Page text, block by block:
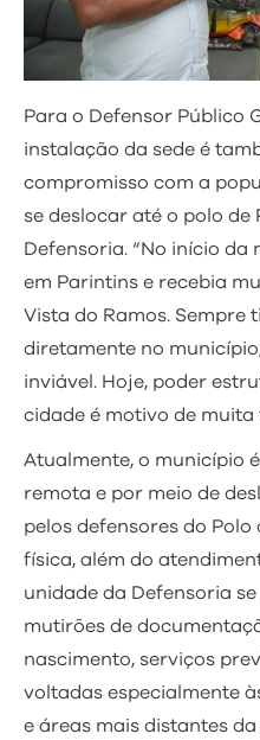
Para o Defensor Público
instalação da sede é
compromisso com a
se deslocar até o polo
Defensoria. “No início
em Parintins e recebia
Vista do Ramos. Sempre
diretamente no
inviável. Hoje, poder
cidade é motivo de muita
Atualmente, o município
remota e por meio de
pelos defensores do Polo
física, além do
unidade da Defensoria
mutirões de
nascimento, serviços
voltadas especialmente
e áreas mais distantes